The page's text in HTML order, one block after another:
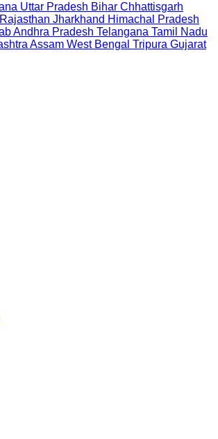
Uttar Pradesh Bihar Chhattisgarh
Rajasthan Jharkhand Himachal Pradesh
Andhra Pradesh Telangana Tamil Nadu
Assam West Bengal Tripura Gujarat